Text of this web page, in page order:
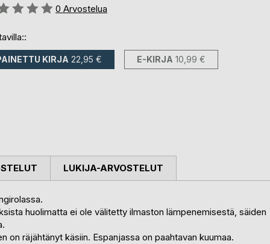
0 Arvostelua
KIRJA 22,95 € E-KIRJA 10,99 €
huolimatta ei ole välitetty ilmaston lämpenemisestä, säiden
on räjähtänyt käsiin. Espanjassa on paahtavan kuumaa.
LUKIJA-ARVOSTELUT